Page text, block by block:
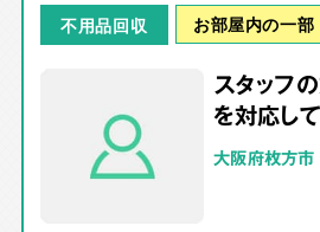
不用品回収 お部屋内の一部
スタッフ
を対応し
大阪府枚方